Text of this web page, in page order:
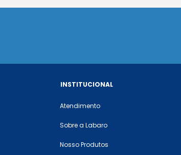
INSTITUCIONAL
Atendimento
Sobre a Labaro
Nosso Produtos